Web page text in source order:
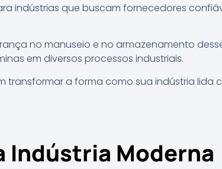
indústrias que buscam fornecedores
no manuseio e no armazenamento
em diversos processos industriais.
transformar a forma como sua indústria lida
Indústria Moderna